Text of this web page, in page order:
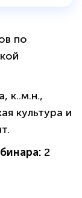
по
к..м.н.,
культура и
2